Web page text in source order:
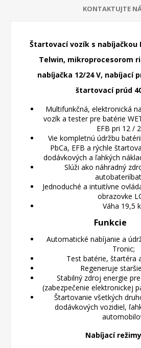
KONTAKTUJTE
Štartovací vozík s nabíjačkou
Telwin, mikroprocesorom
nabíjačka 12/24 V, nabíjací
štartovací prúd
Multifunkčná, elektronická
vozík a tester pre batérie
EFB pri 12 /
Vie kompletnú údržbu
PbCa, EFB a rýchle
dodávkových a ľahkých
Slúži ako náhradný
Jednoduché a intuitívne
obrazovke
Váha 19,5
Funkcie
Automatické nabíjanie a
Tronic;
Test batérie, štartéra
Regeneruje
Stabilný zdroj energie
(zabezpečenie elektronickej
Štartovanie všetkých
dodávkových vozidiel,
Nabíjací